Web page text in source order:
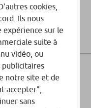
cookies,
Ils nous
sur le
suite à
vidéo, ou
publicitaires
notre site et de
accepter",
sans